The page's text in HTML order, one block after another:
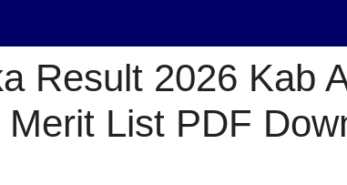
Result 2026 Kab
Merit List PDF